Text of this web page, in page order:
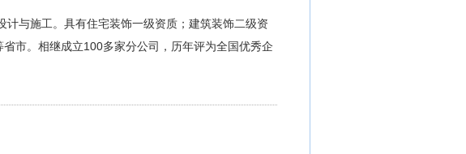
与施工。具有住宅装饰一级资质；建筑装饰二级资
市。相继成立100多家分公司，历年评为全国优秀企